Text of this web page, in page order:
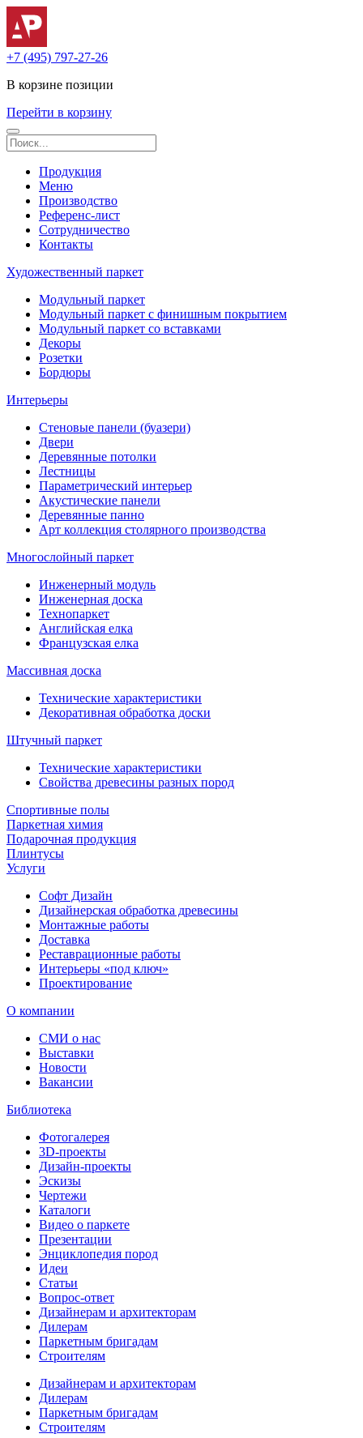
+7 (495) 797-27-26
В корзине позиции
Перейти в корзину
Продукция
Меню
Производство
Референс-лист
Сотрудничество
Контакты
Художественный паркет
Модульный паркет
Модульный паркет с финишным покрытием
Модульный паркет со вставками
Декоры
Розетки
Бордюры
Интерьеры
Стеновые панели (буазери)
Двери
Деревянные потолки
Лестницы
Параметрический интерьер
Акустические панели
Деревянные панно
Арт коллекция столярного производства
Многослойный паркет
Инженерный модуль
Инженерная доска
Технопаркет
Английская елка
Французская елка
Массивная доска
Технические характеристики
Декоративная обработка доски
Штучный паркет
Технические характеристики
Свойства древесины разных пород
Спортивные полы
Паркетная химия
Подарочная продукция
Плинтусы
Услуги
Софт Дизайн
Дизайнерская обработка древесины
Монтажные работы
Доставка
Реставрационные работы
Интерьеры «под ключ»
Проектирование
О компании
СМИ о нас
Выставки
Новости
Вакансии
Библиотека
Фотогалерея
3D-проекты
Дизайн-проекты
Эскизы
Чертежи
Каталоги
Видео о паркете
Презентации
Энциклопедия пород
Идеи
Статьи
Вопрос-ответ
Дизайнерам и архитекторам
Дилерам
Паркетным бригадам
Строителям
Дизайнерам и архитекторам
Дилерам
Паркетным бригадам
Строителям